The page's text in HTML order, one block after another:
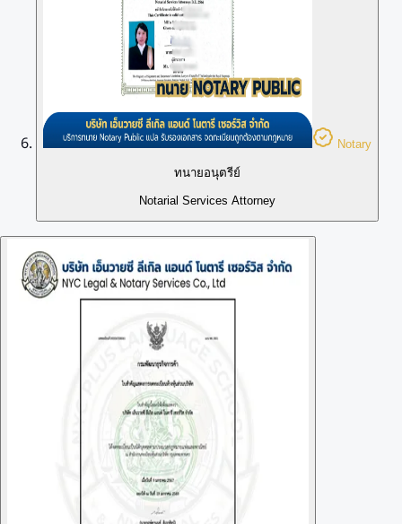
Notary
ทนายอนุตรีย์
Notarial Services Attorney